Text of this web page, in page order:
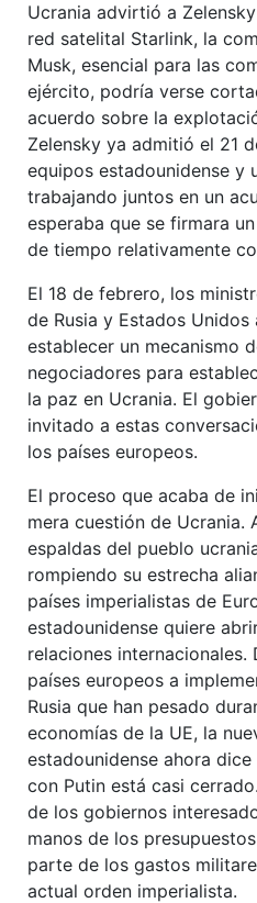
Ucrania advirtió a
red satelital Starlink, la
Musk, esencial para las
ejército, podría verse
acuerdo sobre la
Zelensky ya admitió el 21
equipos estadounidense y
trabajando juntos en un
esperaba que se firmara
de tiempo relativamente
El 18 de febrero, los
de Rusia y Estados Unidos
establecer un mecanismo
negociadores para
la paz en Ucrania. El
invitado a estas
los países europeos.
El proceso que acaba de
mera cuestión de Ucrania.
espaldas del pueblo
rompiendo su estrecha
países imperialistas de
estadounidense quiere
relaciones
países europeos a
Rusia que han pesado
economías de la UE, la
estadounidense ahora
con Putin está casi
de los gobiernos
manos de los
parte de los gastos
actual orden imperialista.